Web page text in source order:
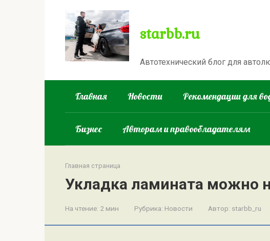
starbb.ru
Автотехнический блог для
Главная Новости Рекомендации для
Бизнес Авторам и правообладателям
Главная страница
Укладка ламината можно
На чтение: 2 мин Рубрика: Новости Автор: starbb_ru